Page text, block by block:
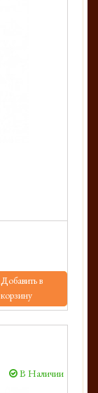
Добавить в
корзину
В Наличии